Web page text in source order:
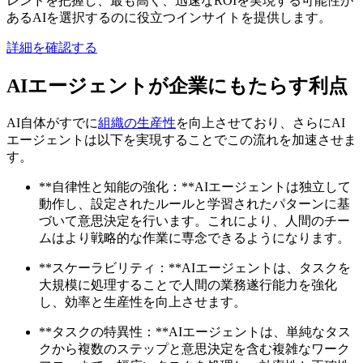
あるAIを選択するのに役立つインサイトを提供します。
詳細を確認する
AIエージェントが企業にもたらす利点
AI自体がすでに組織の生産性を向上させており、さらにAI
エージェントは以下を実現することでこの流れを加速させま
す。
**自律性と知能の強化：**AIエージェントは独立して
動作し、設定されたルールと学習されたパターンに基
づいて意思決定を行います。これにより、人間のチー
ムはより戦略的な作業に専念できるようになります。
**スケーラビリティ：**AIエージェントは、タスクを
大規模に処理することで人間の業務遂行能力を強化
し、効率と生産性を向上させます。
**タスクの特異性：**AIエージェントは、単純なタス
クから複数のステップと意思決定を含む複雑なワーク